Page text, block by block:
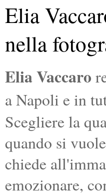
Elia
nella
Elia Vaccaro
a Napoli e in
Scegliere la
quando si
chiede
emozionare,